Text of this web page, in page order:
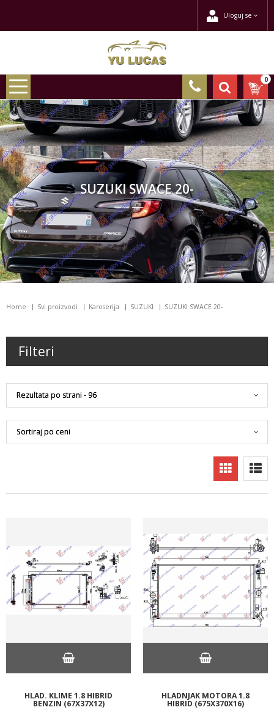
Uloguj se
0
SUZUKI SWACE 20-
Home Svi proizvodi Karoserija SUZUKI SUZUKI SWACE 20-
Filteri
HLAD. KLIME 1.8 HIBRID
BENZIN (67X37X12)
HLADNJAK MOTORA 1.8
HIBRID (675X370X16)